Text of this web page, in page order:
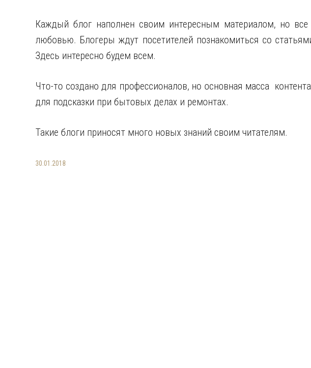
Каждый блог наполнен своим интересным материалом, но
любовью. Блогеры ждут посетителей познакомиться со
Здесь интересно будем всем.
Что-то создано для профессионалов, но основная масса
для подсказки при бытовых делах и ремонтах.
Такие блоги приносят много новых знаний своим читателям.
30.01.2018